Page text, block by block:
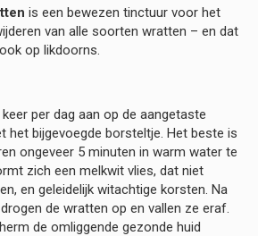
is een bewezen tinctuur voor het
van alle soorten wratten – en dat
op likdoorns.
per dag aan op de aangetaste
het bijgevoegde borsteltje. Het beste is
ongeveer 5 minuten in warm water te
zich een melkwit vlies, dat niet
en geleidelijk witachtige korsten. Na
de wratten op en vallen ze eraf.
de omliggende gezonde huid